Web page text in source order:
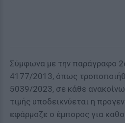
Σύμφωνα με την παράγραφο
4177/2013, όπως
5039/2023, σε κάθε
τιμής υποδεικνύεται η
εφάρμοζε ο έμπορος για